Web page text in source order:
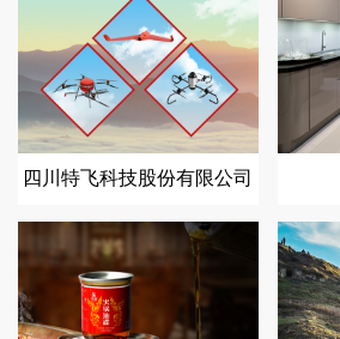
四川特飞科技股份有限公司